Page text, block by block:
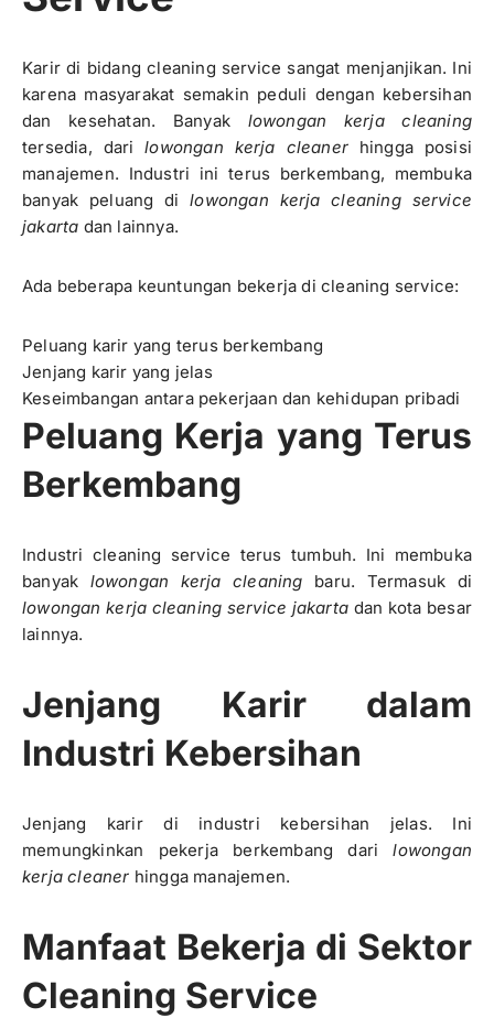
Karir di bidang cleaning service sangat menjanjikan. Ini
karena masyarakat semakin peduli dengan kebersihan
dan kesehatan. Banyak lowongan kerja cleaning
tersedia, darilowongan kerja cleanerhingga posisi
manajemen. Industri ini terus berkembang, membuka
banyak peluang dilowongan kerja cleaning service
jakarta dan lainnya.
Ada beberapa keuntungan bekerja di cleaning service:
Peluang karir yang terus berkembang
Jenjang karir yang jelas
Keseimbangan antara pekerjaan dan kehidupan pribadi
Peluang Kerja yang Terus
Berkembang
Industri cleaning service terus tumbuh. Ini membuka
banyak lowongan kerja cleaning baru. Termasuk di
lowongan kerja cleaning service jakarta dan kota besar
lainnya.
Jenjang Karir dalam
Industri Kebersihan
Jenjang karir di industri kebersihan jelas. Ini
memungkinkan pekerja berkembang darilowongan
kerja cleaner hingga manajemen.
Manfaat Bekerja di Sektor
Cleaning Service